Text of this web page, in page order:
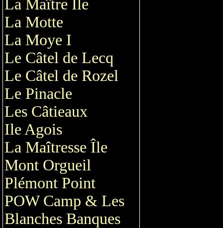
La Maître Île
La Motte
La Moye I
Le Câtel de Lecq
Le Câtel de Rozel
Le Pinacle
Les Câtieaux
Ile Agois
La Maîtresse Île
Mont Orgueil
Plémont Point
POW Camp & Les
Blanches Banques